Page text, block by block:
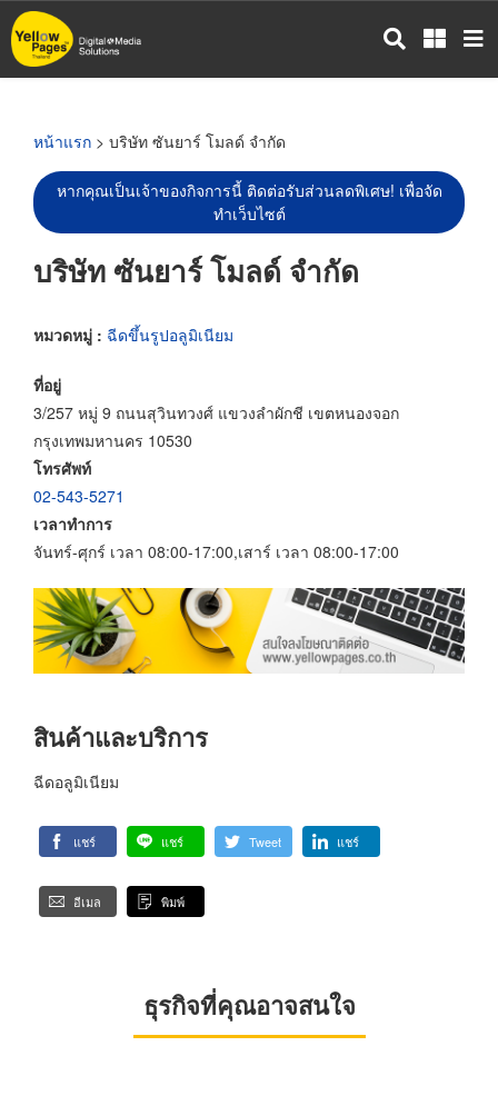
ข้าม
ไป
หน้าแรก > บริษัท ซันยาร์ โมลด์ จำกัด
หากคุณเป็นเจ้าของกิจการนี้ ติดต่อรับส่วนลดพิเศษ! เพื่อจัด
ทำเว็บไซต์
บริษัท ซันยาร์ โมลด์ จำกัด
หมวดหมู่ : ฉีดขึ้นรูปอลูมิเนียม
ที่อยู่
3/257 หมู่ 9 ถนนสุวินทวงศ์ แขวงลำผักชี เขตหนองจอก
กรุงเทพมหานคร 10530
โทรศัพท์
02-543-5271
เวลาทำการ
จันทร์-ศุกร์ เวลา 08:00-17:00,เสาร์ เวลา 08:00-17:00
สินค้าและบริการ
ฉีดอลูมิเนียม
แชร์ แชร์ Tweet แชร์
อีเมล พิมพ์
ธุรกิจที่คุณอาจสนใจ